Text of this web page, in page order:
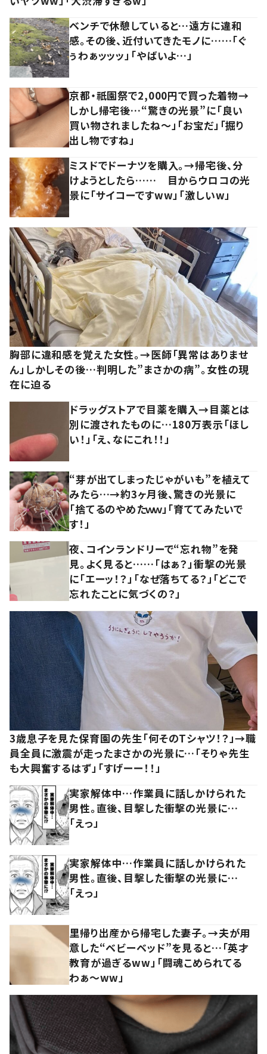
ベンチで休憩していると…遠方に違和
感。その後、近付いてきたモノに……「ぐ
ぅわぁッッッ」「やばいよ…」
京都・祇園祭で2,000円で買った着物→
しかし帰宅後…“驚きの光景”に「良い
買い物されましたね～」「お宝だ」「掘り
出し物ですね」
ミスドでドーナツを購入。→帰宅後、分
けようとしたら…… 目からウロコの光
景に「サイコーですww」「激しいw」
胸部に違和感を覚えた女性。→医師「異常はありませ
ん」しかしその後…判明した”まさかの病”。女性の現
在に迫る
ドラッグストアで目薬を購入→目薬とは
別に渡されたものに…180万表示「ほし
い！」「え、なにこれ！！」
“芽が出てしまったじゃがいも”を植えて
みたら…→約3ヶ月後、驚きの光景に
「捨てるのやめたｗｗ」「育ててみたいで
す！」
夜、コインランドリーで“忘れ物”を発
見。よく見ると……「はぁ？」衝撃の光景
に「エーッ！？」「なぜ落ちてる？」「どこで
忘れたことに気づくの？」
3歳息子を見た保育園の先生「何そのTシャツ！？」→職
員全員に激震が走ったまさかの光景に…「そりゃ先生
も大興奮するはず」「すげーー！！」
実家解体中…作業員に話しかけられた
男性。直後、目撃した衝撃の光景に…
「えっ」
実家解体中…作業員に話しかけられた
男性。直後、目撃した衝撃の光景に…
「えっ」
里帰り出産から帰宅した妻子。→夫が用
意した“ベビーベッド”を見ると…「英才
教育が過ぎるww」「闘魂こめられてる
わぁ～ww」